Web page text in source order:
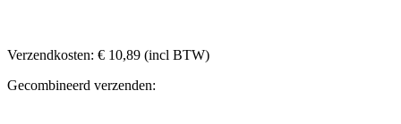
Verzendkosten: € 10,89 (incl BTW)
Gecombineerd verzenden: